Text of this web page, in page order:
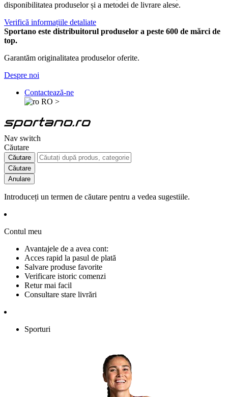
disponibilitatea produselor și a metodei de livrare alese.
Verifică informațiile detaliate
Sportano este distribuitorul produselor a peste 600 de mărci de
top.
Garantăm originalitatea produselor oferite.
Despre noi
Contactează-ne
RO >
Nav switch
Căutare
Căutare
Căutare
Anulare
Introduceți un termen de căutare pentru a vedea sugestiile.
Contul meu
Avantajele de a avea cont:
Acces rapid la pasul de plată
Salvare produse favorite
Verificare istoric comenzi
Retur mai facil
Consultare stare livrări
Sporturi